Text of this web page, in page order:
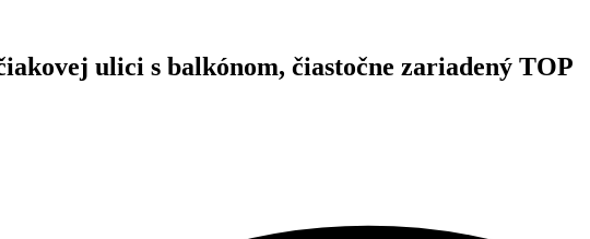
ulici s balkónom, čiastočne zariadený TOP